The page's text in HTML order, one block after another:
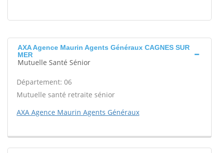
AXA Agence Maurin Agents Généraux CAGNES SUR
MER
Mutuelle Santé Sénior
Département: 06
Mutuelle santé retraite sénior
AXA Agence Maurin Agents Généraux